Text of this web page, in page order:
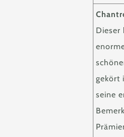
Dieser
gekört
seine